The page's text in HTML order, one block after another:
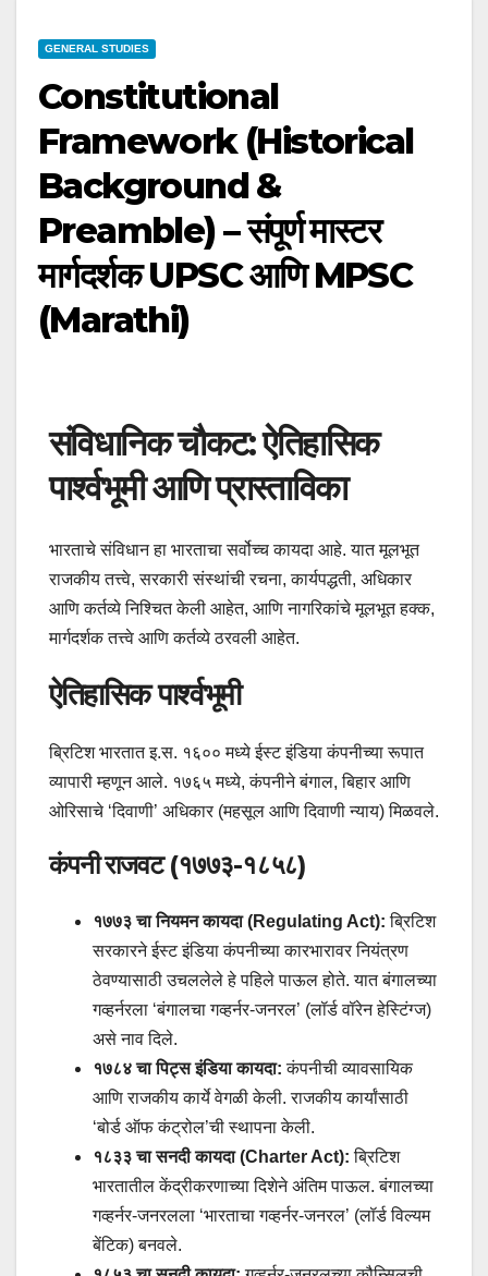
GENERAL STUDIES
Constitutional
Framework (Historical
Background &
Preamble) – संपूर्ण मास्टर
मार्गदर्शक UPSC आणि MPSC
(Marathi)
संविधानिक चौकट: ऐतिहासिक
पार्श्वभूमी आणि प्रास्ताविका
भारताचे संविधान हा भारताचा सर्वोच्च कायदा आहे. यात मूलभूत
राजकीय तत्त्वे, सरकारी संस्थांची रचना, कार्यपद्धती, अधिकार
आणि कर्तव्ये निश्चित केली आहेत, आणि नागरिकांचे मूलभूत हक्क,
मार्गदर्शक तत्त्वे आणि कर्तव्ये ठरवली आहेत.
ऐतिहासिक पार्श्वभूमी
ब्रिटिश भारतात इ.स. १६०० मध्ये ईस्ट इंडिया कंपनीच्या रूपात
व्यापारी म्हणून आले. १७६५ मध्ये, कंपनीने बंगाल, बिहार आणि
ओरिसाचे ‘दिवाणी’ अधिकार (महसूल आणि दिवाणी न्याय) मिळवले.
कंपनी राजवट (१७७३-१८५८)
१७७३ चा नियमन कायदा (Regulating Act): ब्रिटिश
सरकारने ईस्ट इंडिया कंपनीच्या कारभारावर नियंत्रण
ठेवण्यासाठी उचललेले हे पहिले पाऊल होते. यात बंगालच्या
गव्हर्नरला ‘बंगालचा गव्हर्नर-जनरल’ (लॉर्ड वॉरेन हेस्टिंग्ज)
असे नाव दिले.
१७८४ चा पिट्स इंडिया कायदा: कंपनीची व्यावसायिक
आणि राजकीय कार्ये वेगळी केली. राजकीय कार्यांसाठी
‘बोर्ड ऑफ कंट्रोल’ची स्थापना केली.
१८३३ चा सनदी कायदा (Charter Act): ब्रिटिश
भारतातील केंद्रीकरणाच्या दिशेने अंतिम पाऊल. बंगालच्या
गव्हर्नर-जनरलला ‘भारताचा गव्हर्नर-जनरल’ (लॉर्ड विल्यम
बेंटिक) बनवले.